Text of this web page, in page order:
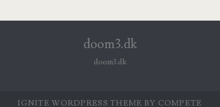
doom3.dk
doom3.dk
IGNITE WORDPRESS THEME BY COMPETE